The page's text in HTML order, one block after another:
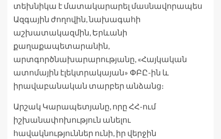
տեխնիկա է մատակարարել մասնավորապես
Ազգային ժողովին, նախագահի
աշխատակազմին, Երևանի
քաղաքապետարանին,
արտգործնախարարությանը, «Հայկական
ատոմային էլեկտրակայան» ՓԲԸ-ին և
իրավաբանական տարբեր անձանց։
Արշակ Կարապետյանը, որը ՀՀ-ում
իշխանափոխություն անելու
հավակնություններ ունի, իր վերջին